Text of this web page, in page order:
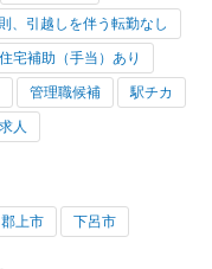
、引越しを伴う転勤なし
住宅補助（手当）あり
管理職候補 駅チカ
人
郡上市 下呂市